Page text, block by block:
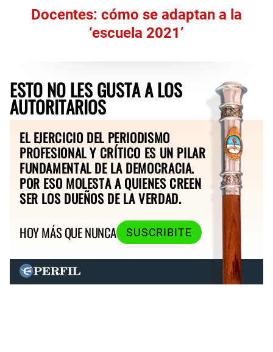
Docentes: cómo se adaptan a la
‘escuela 2021’
ESTO NO LES GUSTA A LOS
AUTORITARIOS
EL EJERCICIO DEL PERIODISMO
PROFESIONAL Y CRÍTICO ES UN PILAR
FUNDAMENTAL DE LA DEMOCRACIA.
POR ESO MOLESTA A QUIENES CREEN
SER LOS DUEÑOS DE LA VERDAD.
HOY MÁS QUE NUNCA
SUSCRIBITE